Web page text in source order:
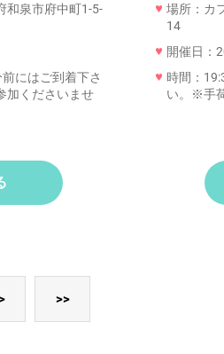
泉市府中町1-5-
にはご到着下さ
加くださいませ
場所：カ
14
開催日：
時間：
い。※手
>>